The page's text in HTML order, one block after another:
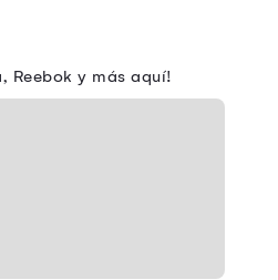
Reebok y más aquí!